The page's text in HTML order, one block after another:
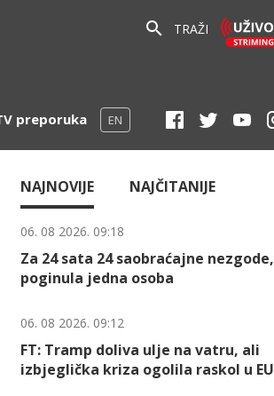
TRAŽI
preporuka EN
NAJNOVIJE NAJČITANIJE
06. 08 2026. 09:18
Za 24 sata 24 saobraćajne nezgode,
poginula jedna osoba
06. 08 2026. 09:12
FT: Tramp doliva ulje na vatru, ali
izbjeglička kriza ogolila raskol u EU